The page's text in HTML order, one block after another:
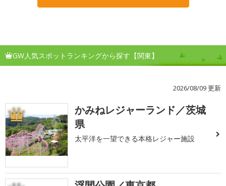
GW人気スポットランキングから探す【関東】
2026/08/09 更新
1
かみねレジャーランド／茨城
県
太平洋を一望できる本格レジャー施設